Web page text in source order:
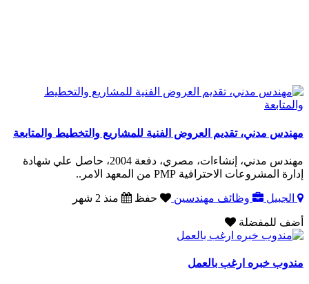
مهندس مدني، تقديم العروض الفنية للمشاريع والتخطيط والمتابعة
مهندس مدني، إنشاءات، مصري، دفعة 2004، حاصل علي شهادة
إدارة المشروعات الاحترافية PMP من المعهد الامر..
الجبيل وظائف مهندسين حفظ منذ 2 شهر
أضف للمفضلة
مندوب خبره ارغب بالعمل